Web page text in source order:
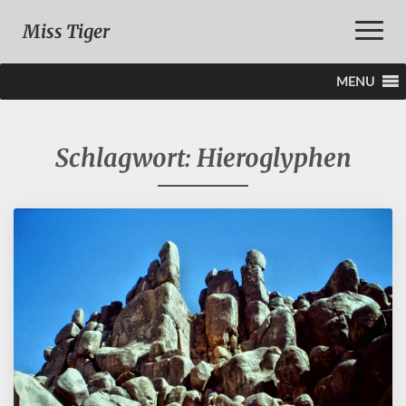
Toggle
Miss Tiger
MENU
Schlagwort: Hieroglyphen